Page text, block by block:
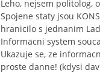
Leho, nejsem politolog,
Spojene staty jsou
hranicilo s jednanim
Informacni system
Ukazuje se, ze
proste danne! (kdysi